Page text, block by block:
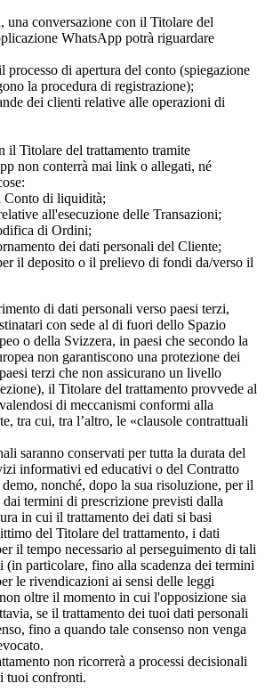
una conversazione con il Titolare del
WhatsApp potrà riguardare
processo di apertura del conto (spiegazione
la procedura di registrazione);
dei clienti relative alle operazioni di
il Titolare del trattamento tramite
non conterrà mai link o allegati, né
Conto di liquidità;
all'esecuzione delle Transazioni;
di Ordini;
dei dati personali del Cliente;
il deposito o il prelievo di fondi da/verso il
di dati personali verso paesi terzi,
con sede al di fuori dello Spazio
o della Svizzera, in paesi che secondo la
non garantiscono una protezione dei
terzi che non assicurano un livello
il Titolare del trattamento provvede al
di meccanismi conformi alla
tra cui, tra l’altro, le «clausole contrattuali
saranno conservati per tutta la durata del
informativi ed educativi o del Contratto
nonché, dopo la sua risoluzione, per il
termini di prescrizione previsti dalla
in cui il trattamento dei dati si basi
del Titolare del trattamento, i dati
il tempo necessario al perseguimento di tali
(in particolare, fino alla scadenza dei termini
le rivendicazioni ai sensi delle leggi
oltre il momento in cui l'opposizione sia
se il trattamento dei tuoi dati personali
fino a quando tale consenso non venga
non ricorrerà a processi decisionali
tuoi confronti.